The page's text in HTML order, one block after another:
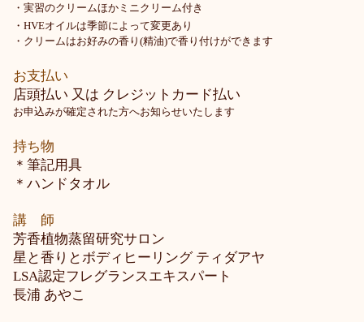
・実習のクリームほかミニクリーム付き
・HVEオイルは季節によって変更あり
・クリームはお好みの香り(精油)で香り付けができます
お支払い
店頭払い 又は クレジットカード払い
お申込みが確定された方へお知らせいたします
持ち物
＊筆記用具
＊ハンドタオル
講 師
芳香植物蒸留研究サロン
星と香りとボディヒーリング ティダアヤ
LSA認定フレグランスエキスパート
長浦 あやこ